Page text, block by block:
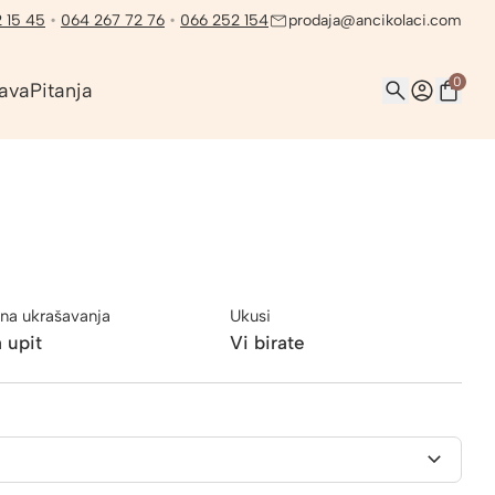
15 45 • 064 267 72 76 • 066 252 154 prodaja@ancikolaci.com
Pitanja 0
ukrašavanja
upit
Ukusi
Vi birate